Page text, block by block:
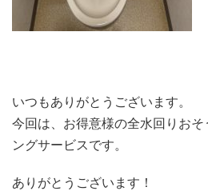
いつもありがとうございます。
今回は、お得意様の全水回りお
ングサービスです。
ありがとうございます！